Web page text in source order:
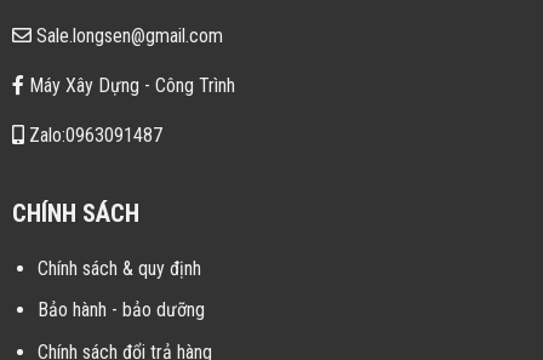
Sale.longsen@gmail.com
Máy Xây Dựng - Công Trình
Zalo:0963091487
CHÍNH SÁCH
Chính sách & quy định
Bảo hành - bảo dưỡng
Chính sách đổi trả hàng